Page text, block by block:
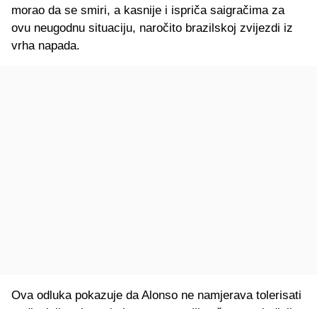
morao da se smiri, a kasnije i ispriča saigračima za
ovu neugodnu situaciju, naročito brazilskoj zvijezdi iz
vrha napada.
Ova odluka pokazuje da Alonso ne namjerava tolerisati